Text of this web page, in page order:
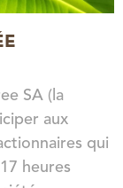
SA (la
aux
qui
heures